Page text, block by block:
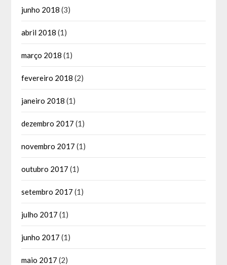
junho 2018 (3)
abril 2018 (1)
março 2018 (1)
fevereiro 2018 (2)
janeiro 2018 (1)
dezembro 2017 (1)
novembro 2017 (1)
outubro 2017 (1)
setembro 2017 (1)
julho 2017 (1)
junho 2017 (1)
maio 2017 (2)